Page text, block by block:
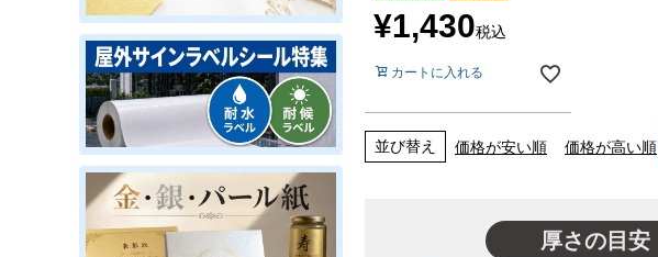
¥1,430税込
カートに入れる
並び替え 価格が安い順 価格が高い順
厚さの目安